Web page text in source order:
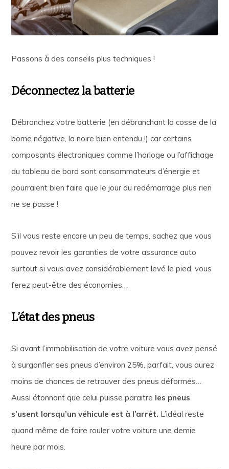
Passons à des conseils plus techniques !
Déconnectez la batterie
Débranchez votre batterie (en débranchant la cosse de la
borne négative, la noire bien entendu !) car certains
composants électroniques comme l’horloge ou l’affichage
du tableau de bord sont consommateurs d’énergie et
pourraient bien faire que le jour du redémarrage plus rien
ne se passe !
S’il vous reste encore un peu de temps, sachez que vous
pouvez revoir les garanties de votre assurance auto
surtout si vous avez considérablement levé le pied, vous
ferez peut-être des économies…
L’état des pneus
Si avant l’immobilisation de votre voiture vous avez pensé
à surgonfler ses pneus d’environ 25%, parfait, vous aurez
moins de chances de retrouver des pneus déformés…
Aussi étonnant que celui puisse paraitre les pneus
s’usent lorsqu’un véhicule est à l’arrêt. L’idéal reste
quand même de faire rouler votre voiture une demie
heure par mois.